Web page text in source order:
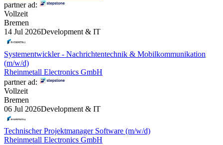
partner ad:
Vollzeit
Bremen
14 Jul 2026Development & IT
Systementwickler - Nachrichtentechnik & Mobilkommunikation
(m/w/d)
Rheinmetall Electronics GmbH
partner ad:
Vollzeit
Bremen
06 Jul 2026Development & IT
Technischer Projektmanager Software (m/w/d)
Rheinmetall Electronics GmbH